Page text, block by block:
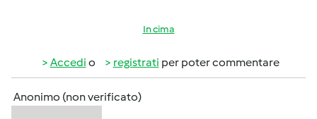
In cima
Accedi o registrati per poter commentare
Anonimo (non verificato)